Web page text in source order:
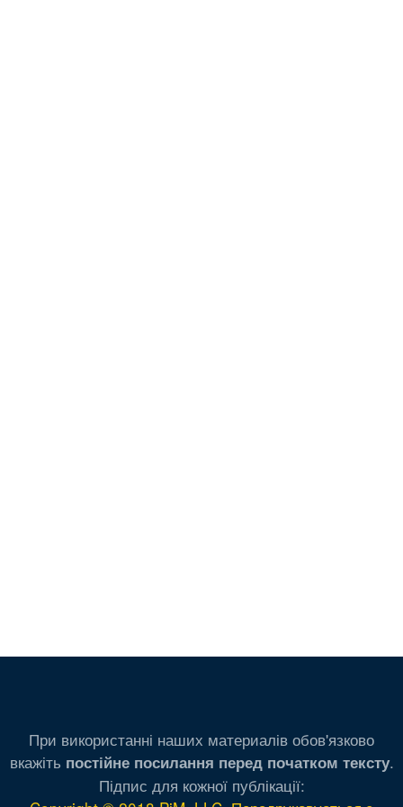
При використанні наших материалів обов'язково
вкажіть постійне посилання перед початком тексту.
Підпис для кожної публікації: